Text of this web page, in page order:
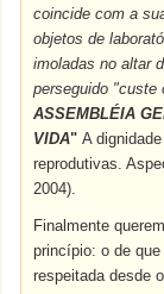
coincide com a
objetos de
imoladas no altar
perseguido
ASSEMBLÉIA
VIDA"A
reprodutivas.
2004).
Finalmente
princípio: o de
respeitada desde